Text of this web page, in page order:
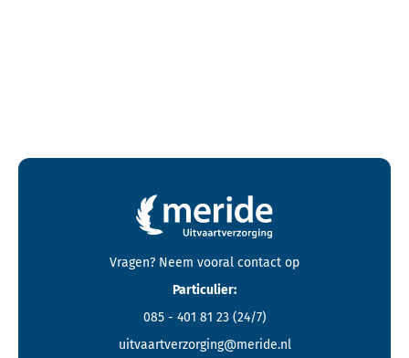
Contactgegevens en footer menu van Meride
Vragen? Neem vooral contact op
Particulier:
085 - 401 81 23 (24/7)
uitvaartverzorging@meride.nl